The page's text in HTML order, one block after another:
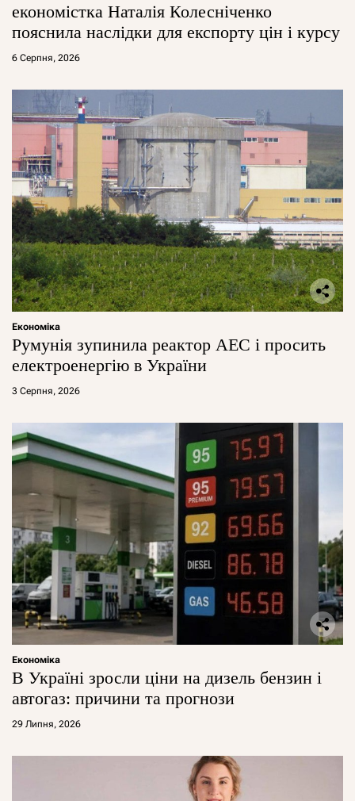
економістка Наталія Колесніченко
пояснила наслідки для експорту цін і курсу
6 Серпня, 2026
Економіка
Румунія зупинила реактор АЕС і просить
електроенергію в України
3 Серпня, 2026
Економіка
В Україні зросли ціни на дизель бензин і
автогаз: причини та прогнози
29 Липня, 2026